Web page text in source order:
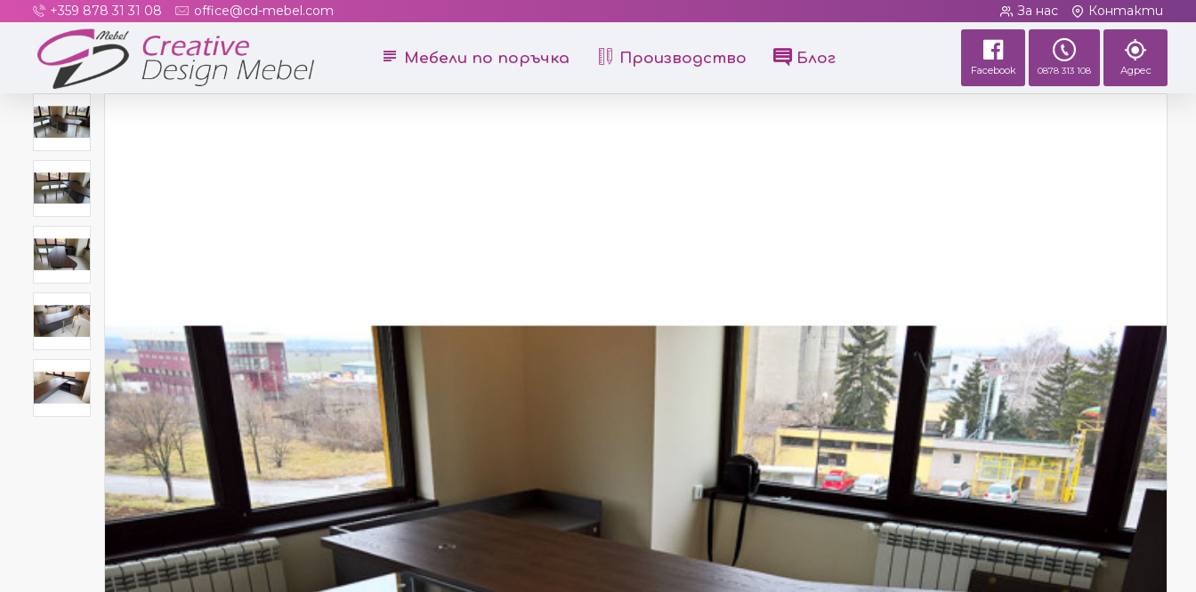
+359 878 31 31 08 office@cd-mebel.com За нас Контакти
Мебели по поръчка Производство Блог
Facebook 0878 313 108 Адрес